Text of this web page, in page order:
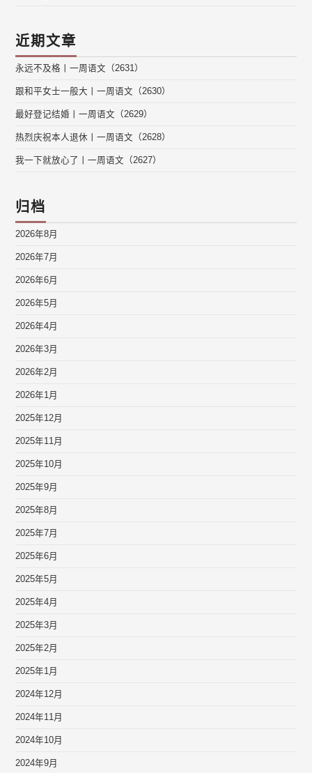
近期文章
永远不及格丨一周语文（2631）
跟和平女士一般大丨一周语文（2630）
最好登记结婚丨一周语文（2629）
热烈庆祝本人退休丨一周语文（2628）
我一下就放心了丨一周语文（2627）
归档
2026年8月
2026年7月
2026年6月
2026年5月
2026年4月
2026年3月
2026年2月
2026年1月
2025年12月
2025年11月
2025年10月
2025年9月
2025年8月
2025年7月
2025年6月
2025年5月
2025年4月
2025年3月
2025年2月
2025年1月
2024年12月
2024年11月
2024年10月
2024年9月